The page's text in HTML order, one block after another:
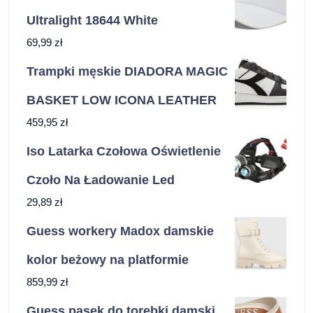
Ultralight 18644 White
69,99 zł
Trampki męskie DIADORA MAGIC
BASKET LOW ICONA LEATHER
459,95 zł
Iso Latarka Czołowa Oświetlenie
Czoło Na Ładowanie Led
29,89 zł
Guess workery Madox damskie
kolor beżowy na platformie
859,99 zł